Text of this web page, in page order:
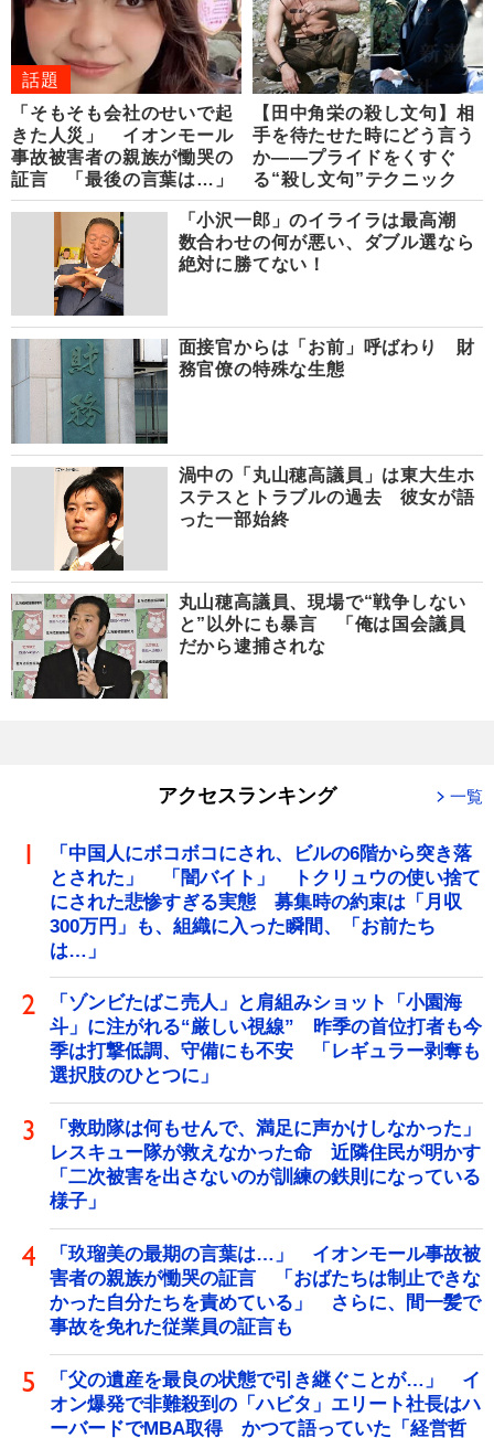
話題
「そもそも会社のせいで起
きた人災」 イオンモール
事故被害者の親族が慟哭の
証言 「最後の言葉は…」
【田中角栄の殺し文句】相
手を待たせた時にどう言う
か――プライドをくすぐ
る“殺し文句”テクニック
「小沢一郎」のイライラは最高潮
数合わせの何が悪い、ダブル選なら
絶対に勝てない！
面接官からは「お前」呼ばわり 財
務官僚の特殊な生態
渦中の「丸山穂高議員」は東大生ホ
ステスとトラブルの過去 彼女が語
った一部始終
丸山穂高議員、現場で“戦争しない
と”以外にも暴言 「俺は国会議員
だから逮捕されな
アクセスランキング 一覧
「中国人にボコボコにされ、ビルの6階から突き落
とされた」 「闇バイト」 トクリュウの使い捨て
にされた悲惨すぎる実態 募集時の約束は「月収
300万円」も、組織に入った瞬間、「お前たち
は…」
「ゾンビたばこ売人」と肩組みショット「小園海
斗」に注がれる“厳しい視線” 昨季の首位打者も今
季は打撃低調、守備にも不安 「レギュラー剥奪も
選択肢のひとつに」
「救助隊は何もせんで、満足に声かけしなかった」
レスキュー隊が救えなかった命 近隣住民が明かす
「二次被害を出さないのが訓練の鉄則になっている
様子」
「玖瑠美の最期の言葉は…」 イオンモール事故被
害者の親族が慟哭の証言 「おばたちは制止できな
かった自分たちを責めている」 さらに、間一髪で
事故を免れた従業員の証言も
「父の遺産を最良の状態で引き継ぐことが…」 イ
オン爆発で非難殺到の「ハビタ」エリート社長はハ
ーバードでMBA取得 かつて語っていた「経営哲